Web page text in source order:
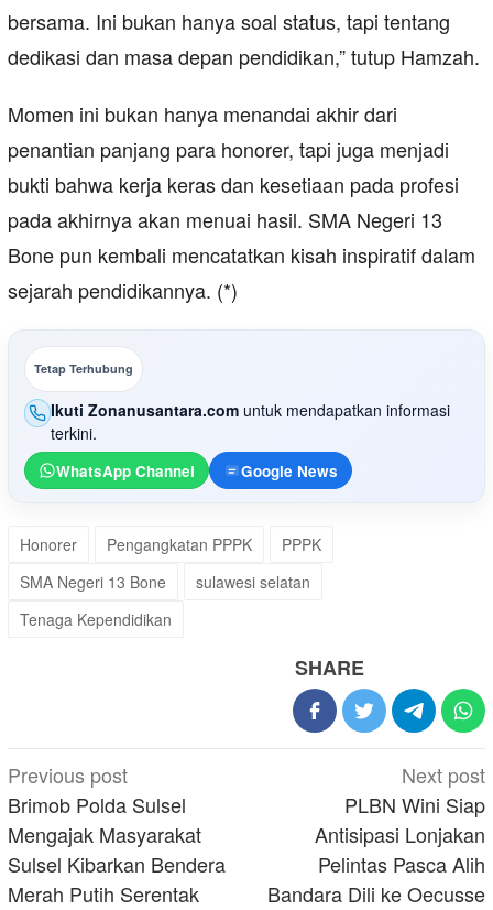
bersama. Ini bukan hanya soal status, tapi tentang
dedikasi dan masa depan pendidikan,” tutup Hamzah.
Momen ini bukan hanya menandai akhir dari
penantian panjang para honorer, tapi juga menjadi
bukti bahwa kerja keras dan kesetiaan pada profesi
pada akhirnya akan menuai hasil. SMA Negeri 13
Bone pun kembali mencatatkan kisah inspiratif dalam
sejarah pendidikannya. (*)
Tetap Terhubung
Ikuti Zonanusantara.com untuk mendapatkan informasi
terkini.
WhatsApp Channel Google News
Honorer Pengangkatan PPPK
PPPK
SMA Negeri 13 Bone
sulawesi selatan
Tenaga Kependidikan
SHARE
Post
navigation
Previous post
Brimob Polda Sulsel
Mengajak Masyarakat
Sulsel Kibarkan Bendera
Merah Putih Serentak
Next post
PLBN Wini Siap
Antisipasi Lonjakan
Pelintas Pasca Alih
Bandara Dili ke Oecusse